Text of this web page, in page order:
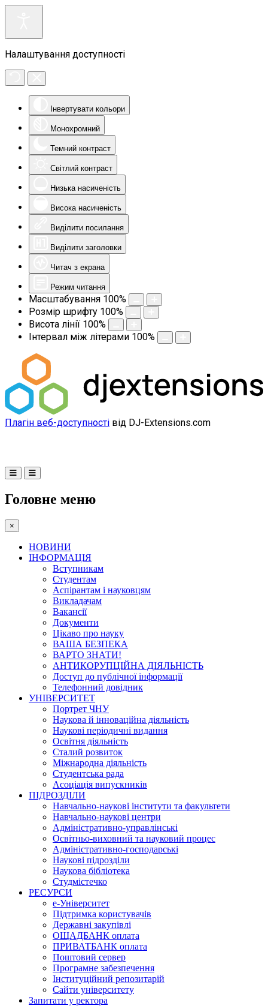
Налаштування доступності
Інвертувати кольори
Монохромний
Темний контраст
Світлий контраст
Низька насиченість
Висока насиченість
Виділити посилання
Виділити заголовки
Читач з екрана
Режим читання
Масштабування 100%
Розмір шрифту 100%
Висота лінії 100%
Інтервал між літерами 100%
Плагін веб-доступності від DJ-Extensions.com
Головне меню
×
НОВИНИ
ІНФОРМАЦІЯ
Вступникам
Студентам
Аспірантам і науковцям
Викладачам
Вакансії
Документи
Цікаво про науку
ВАША БЕЗПЕКА
ВАРТО ЗНАТИ!
АНТИКОРУПЦІЙНА ДІЯЛЬНІСТЬ
Доступ до публічної інформації
Телефонний довідник
УНІВЕРСИТЕТ
Портрет ЧНУ
Наукова й інноваційна діяльність
Наукові періодичні видання
Освітня діяльність
Сталий розвиток
Міжнародна діяльність
Студентська рада
Асоціація випускників
ПІДРОЗДІЛИ
Навчально-наукові інститути та факультети
Навчально-наукові центри
Адміністративно-управлінські
Освітньо-виховний та науковий процес
Адміністративно-господарські
Наукові підрозділи
Наукова бібліотека
Студмістечко
РЕСУРСИ
е-Університет
Підтримка користувачів
Державні закупівлі
ОЩАДБАНК оплата
ПРИВАТБАНК оплата
Поштовий сервер
Програмне забезпечення
Інституційний репозитарій
Сайти університету
Запитати у ректора